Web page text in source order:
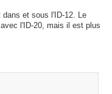
et sous l'ID-12. Le
l'ID-20, mais il est plus